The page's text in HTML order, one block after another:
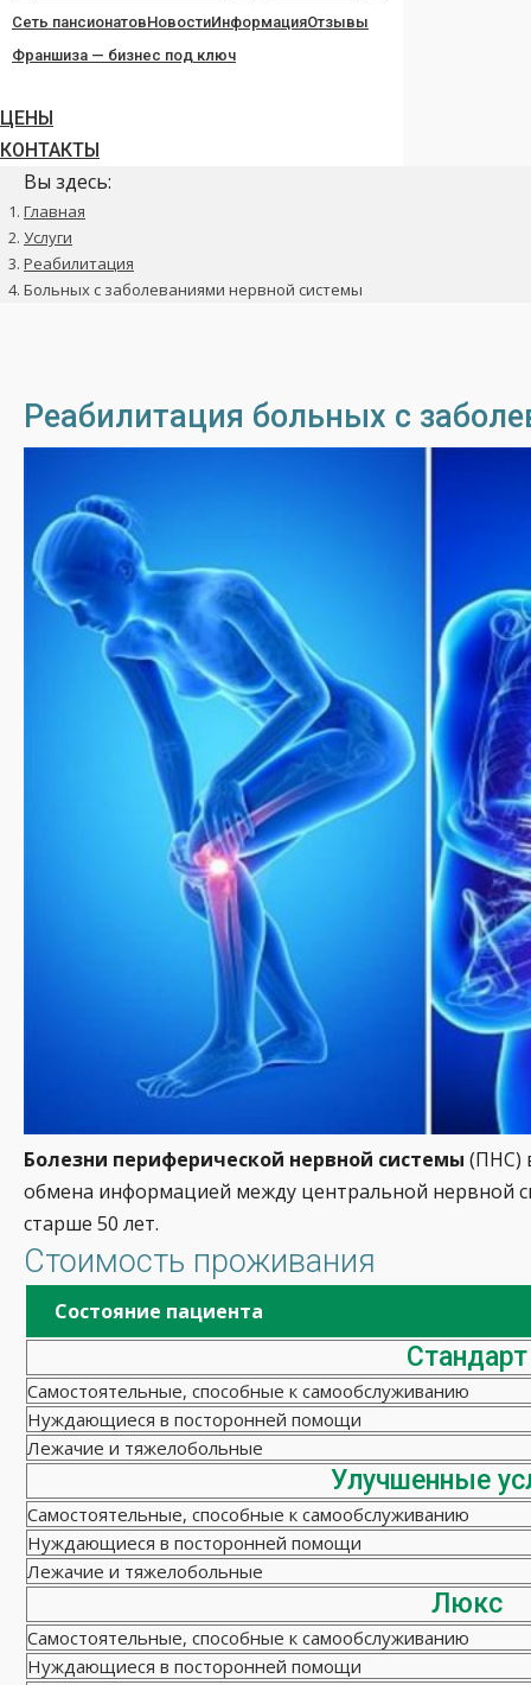
Сеть пансионатовНовостиИнформацияОтзывы
Франшиза — бизнес под ключ
ЦЕНЫ
КОНТАКТЫ
Вы здесь:
Главная
Услуги
Реабилитация
Больных с заболеваниями нервной системы
Реабилитация больных с
Болезни периферической нервной системы (ПНС)
обмена информацией между центральной нервной
старше 50 лет.
Стоимость проживания
Состояние пациента
Стандарт
Самостоятельные, способные к самообслуживанию
Нуждающиеся в посторонней помощи
Лежачие и тяжелобольные
Улучшенные
Самостоятельные, способные к самообслуживанию
Нуждающиеся в посторонней помощи
Лежачие и тяжелобольные
Люкс
Самостоятельные, способные к самообслуживанию
Нуждающиеся в посторонней помощи